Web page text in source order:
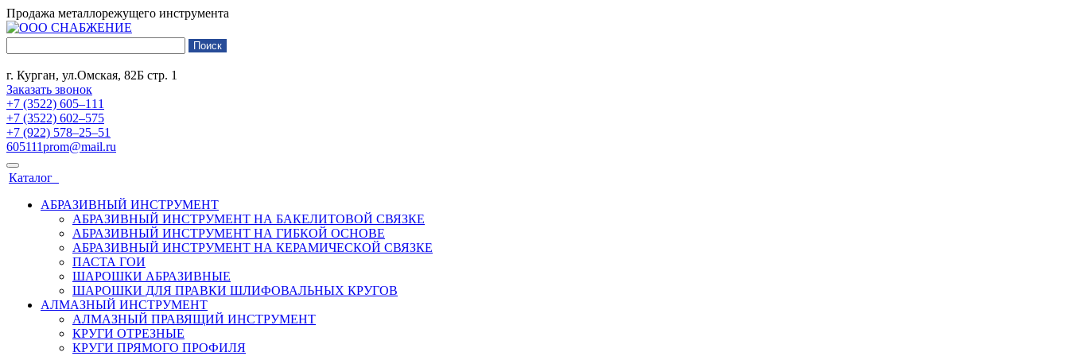
Продажа металлорежущего инструмента
г. Курган, ул.Омская, 82Б стр. 1
Заказать звонок
+7 (3522) 605‒111
+7 (3522) 602‒575
+7 (922) 578‒25‒51
605111prom@mail.ru
Каталог
АБРАЗИВНЫЙ ИНСТРУМЕНТ
АБРАЗИВНЫЙ ИНСТРУМЕНТ НА БАКЕЛИТОВОЙ СВЯЗКЕ
АБРАЗИВНЫЙ ИНСТРУМЕНТ НА ГИБКОЙ ОСНОВЕ
АБРАЗИВНЫЙ ИНСТРУМЕНТ НА КЕРАМИЧЕСКОЙ СВЯЗКЕ
ПАСТА ГОИ
ШАРОШКИ АБРАЗИВНЫЕ
ШАРОШКИ ДЛЯ ПРАВКИ ШЛИФОВАЛЬНЫХ КРУГОВ
АЛМАЗНЫЙ ИНСТРУМЕНТ
АЛМАЗНЫЙ ПРАВЯЩИЙ ИНСТРУМЕНТ
КРУГИ ОТРЕЗНЫЕ
КРУГИ ПРЯМОГО ПРОФИЛЯ